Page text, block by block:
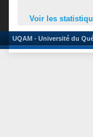
Voir les
UQAM - Université du